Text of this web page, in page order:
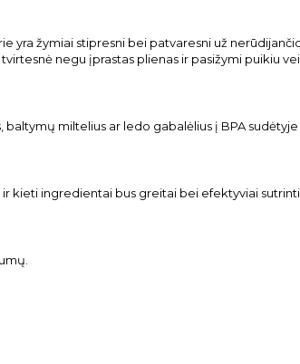
yra žymiai stipresni bei patvaresni už
negu įprastas plienas ir pasižymi puikiu
miltelius ar ledo gabalėlius į BPA
kieti ingredientai bus greitai bei efektyviai